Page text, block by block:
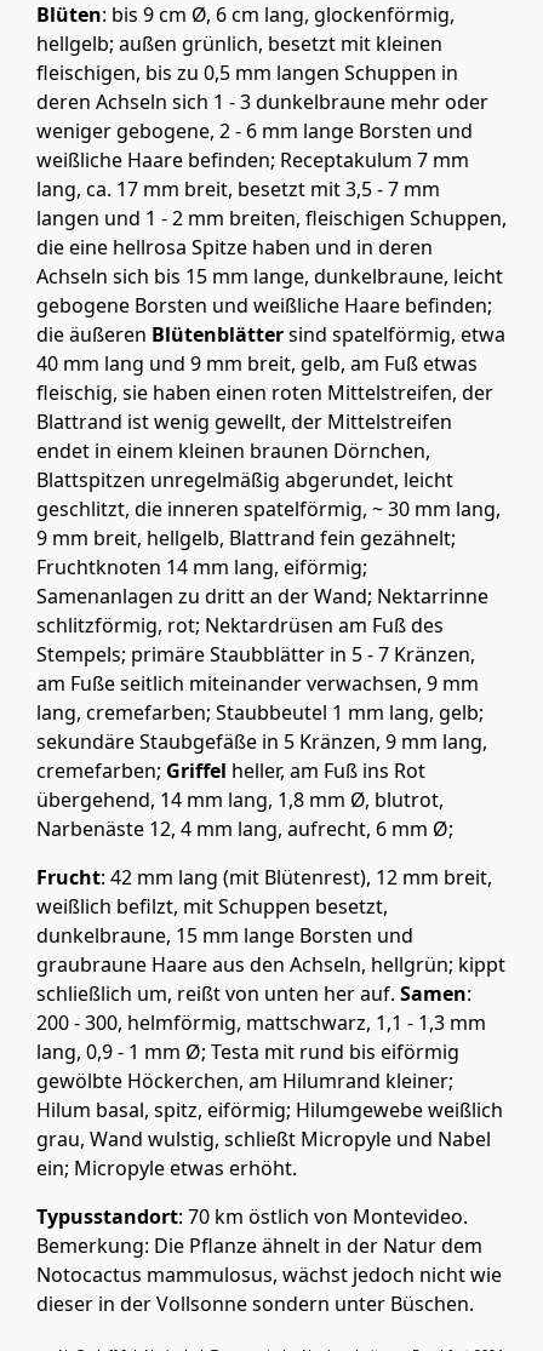
Blüten: bis 9 cm Ø, 6 cm lang, glockenförmig,
hellgelb; außen grünlich, besetzt mit kleinen
fleischigen, bis zu 0,5 mm langen Schuppen in
deren Achseln sich 1 - 3 dunkelbraune mehr oder
weniger gebogene, 2 - 6 mm lange Borsten und
weißliche Haare befinden; Receptakulum 7 mm
lang, ca. 17 mm breit, besetzt mit 3,5 - 7 mm
langen und 1 - 2 mm breiten, fleischigen Schuppen,
die eine hellrosa Spitze haben und in deren
Achseln sich bis 15 mm lange, dunkelbraune, leicht
gebogene Borsten und weißliche Haare befinden;
die äußeren Blütenblättersind spatelförmig, etwa
40 mm lang und 9 mm breit, gelb, am Fuß etwas
fleischig, sie haben einen roten Mittelstreifen, der
Blattrand ist wenig gewellt, der Mittelstreifen
endet in einem kleinen braunen Dörnchen,
Blattspitzen unregelmäßig abgerundet, leicht
geschlitzt, die inneren spatelförmig, ~ 30 mm lang,
9 mm breit, hellgelb, Blattrand fein gezähnelt;
Fruchtknoten 14 mm lang, eiförmig;
Samenanlagen zu dritt an der Wand; Nektarrinne
schlitzförmig, rot; Nektardrüsen am Fuß des
Stempels; primäre Staubblätter in 5 - 7 Kränzen,
am Fuße seitlich miteinander verwachsen, 9 mm
lang, cremefarben; Staubbeutel 1 mm lang, gelb;
sekundäre Staubgefäße in 5 Kränzen, 9 mm lang,
cremefarben; Griffel heller, am Fuß ins Rot
übergehend, 14 mm lang, 1,8 mm Ø, blutrot,
Narbenäste 12, 4 mm lang, aufrecht, 6 mm Ø;
Frucht: 42 mm lang (mit Blütenrest), 12 mm breit,
weißlich befilzt, mit Schuppen besetzt,
dunkelbraune, 15 mm lange Borsten und
graubraune Haare aus den Achseln, hellgrün; kippt
schließlich um, reißt von unten her auf. Samen:
200 - 300, helmförmig, mattschwarz, 1,1 - 1,3 mm
lang, 0,9 - 1 mm Ø; Testa mit rund bis eiförmig
gewölbte Höckerchen, am Hilumrand kleiner;
Hilum basal, spitz, eiförmig; Hilumgewebe weißlich
grau, Wand wulstig, schließt Micropyle und Nabel
ein; Micropyle etwas erhöht.
Typusstandort: 70 km östlich von Montevideo.
Bemerkung: Die Pflanze ähnelt in der Natur dem
Notocactus mammulosus, wächst jedoch nicht wie
dieser in der Vollsonne sondern unter Büschen.